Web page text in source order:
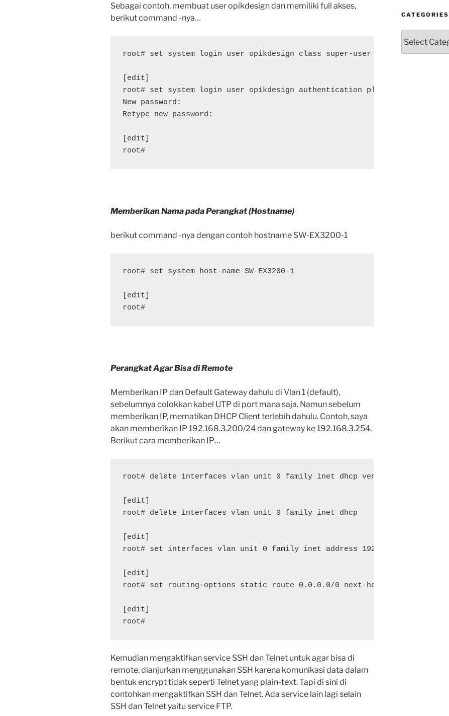
Sebagai contoh, membuat user opikdesign dan memiliki full akses,
berikut command -nya…
root# set system login user opikdesign class super-user
[edit]
root# set system login user opikdesign authentication plain-text-password
New password:
Retype new password:
[edit]
root#
Memberikan Nama pada Perangkat (Hostname)
berikut command -nya dengan contoh hostname SW-EX3200-1
root# set system host-name SW-EX3200-1
[edit]
root#
Perangkat Agar Bisa di Remote
Memberikan IP dan Default Gateway dahulu di Vlan 1 (default),
sebelumnya colokkan kabel UTP di port mana saja. Namun sebelum
memberikan IP, mematikan DHCP Client terlebih dahulu. Contoh, saya
akan memberikan IP 192.168.3.200/24 dan gateway ke 192.168.3.254.
Berikut cara memberikan IP…
root# delete interfaces vlan unit 0 family inet dhcp vendor-id
[edit]
root# delete interfaces vlan unit 0 family inet dhcp
[edit]
root# set interfaces vlan unit 0 family inet address 192.168.3.200/24
[edit]
root# set routing-options static route 0.0.0.0/0 next-hop 192.168.3.254
[edit]
root#
Kemudian mengaktifkan service SSH dan Telnet untuk agar bisa di
remote, dianjurkan menggunakan SSH karena komunikasi data dalam
bentuk encrypt tidak seperti Telnet yang plain-text. Tapi di sini di
contohkan mengaktifkan SSH dan Telnet. Ada service lain lagi selain
SSH dan Telnet yaitu service FTP.
CATEGORIES